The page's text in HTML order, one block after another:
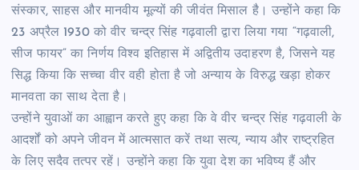
संस्कार, साहस और मानवीय मूल्यों की जीवंत मिसाल है। उन्होंने कहा कि
23 अप्रैल 1930 को वीर चन्द्र सिंह गढ़वाली द्वारा लिया गया “गढ़वाली,
सीज फायर” का निर्णय विश्व इतिहास में अद्वितीय उदाहरण है, जिसने यह
सिद्ध किया कि सच्चा वीर वही होता है जो अन्याय के विरुद्ध खड़ा होकर
मानवता का साथ देता है।
उन्होंने युवाओं का आह्वान करते हुए कहा कि वे वीर चन्द्र सिंह गढ़वाली के
आदर्शों को अपने जीवन में आत्मसात करें तथा सत्य, न्याय और राष्ट्रहित
के लिए सदैव तत्पर रहें। उन्होंने कहा कि युवा देश का भविष्य हैं और